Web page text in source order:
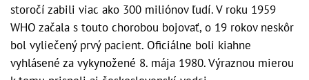
storočí zabili viac ako 300 miliónov ľudí. V roku 1959
WHO začala s touto chorobou bojovať, o 19 rokov neskôr
bol vyliečený prvý pacient. Oficiálne boli kiahne
vyhlásené za vykynožené 8. mája 1980. Výraznou mierou